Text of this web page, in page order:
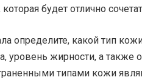
которая будет отлично
определите, какой тип
уровень жирности, а
типами кожи